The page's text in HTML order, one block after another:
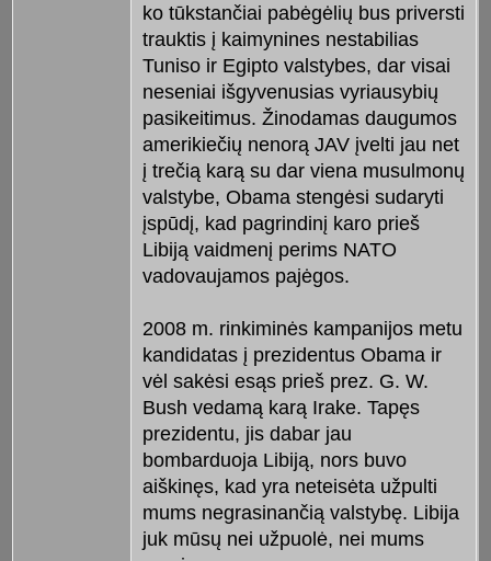
ko tūkstančiai pabėgėlių bus priversti
trauktis į kaimynines nestabilias
Tuniso ir Egipto valstybes, dar visai
neseniai išgyvenusias vyriausybių
pasikeitimus. Žinodamas daugumos
amerikiečių nenorą JAV įvelti jau net
į trečią karą su dar viena musulmonų
valstybe, Obama stengėsi sudaryti
įspūdį, kad pagrindinį karo prieš
Libiją vaidmenį perims NATO
vadovaujamos pajėgos.
2008 m. rinkiminės kampanijos metu
kandidatas į prezidentus Obama ir
vėl sakėsi esąs prieš prez. G. W.
Bush vedamą karą Irake. Tapęs
prezidentu, jis dabar jau
bombarduoja Libiją, nors buvo
aiškinęs, kad yra neteisėta užpulti
mums negrasinančią valstybę. Libija
juk mūsų nei užpuolė, nei mums